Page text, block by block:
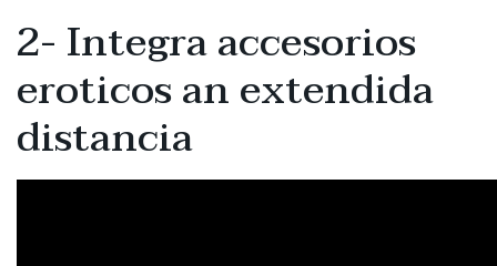
2- Integra accesorios
eroticos an extendida
distancia